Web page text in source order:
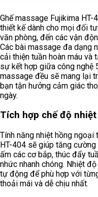
Ghế massage Fujikima
thiết kế dành cho mọi đối
văn phòng, đến các vận
Các bài massage đa dạng
cải thiện tuần hoàn máu và
sự kết hợp giữa công nghệ
massage đều sẽ mang lại
bạn tận hưởng cảm giác
ngày.
Tích hợp chế độ
Tính năng nhiệt hồng
HT-404 sẽ giúp tăng
ấm các cơ bắp, thúc đẩy
nhức nhanh chóng. Nhiệt
tự động để phù hợp với
thoải mái và dễ chịu nhất.